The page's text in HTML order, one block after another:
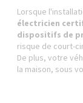
Lorsque
électricien
dispositifs de
risque de court-
De plus, votre
la maison, sous